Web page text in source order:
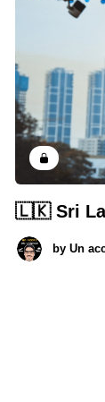
🇱🇰 Sri
by Un